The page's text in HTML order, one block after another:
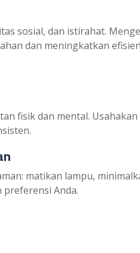
sosial, dan istirahat.
dan meningkatkan
fisik dan mental.
matikan lampu,
Anda.